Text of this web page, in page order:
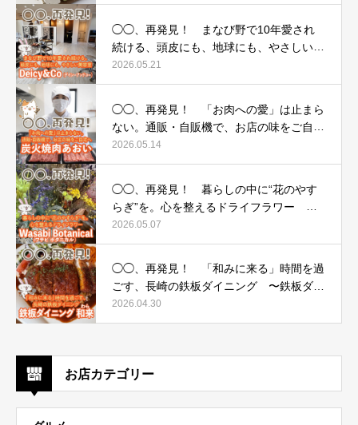
◯◯、再発見！ まなび野で10年愛され
続ける、頭皮にも、地球にも、やさしい美
容室 〜Deicy&Co（デイシーアンドコ
ー）〜
2026.05.21
◯◯、再発見！ 「お肉への愛」は止まら
ない。通販・自販機で、お店の味をご自宅
へ 〜炭火焼肉あおい〜
2026.05.14
◯◯、再発見！ 暮らしの中に“花のやす
らぎ”を。心を整えるドライフラワー 〜
Wasabi Botanical（ワサビ ボタニカル）〜
2026.05.07
◯◯、再発見！ 「和みに来る」時間を過
ごす、長崎の鉄板ダイニング 〜鉄板ダイ
ニング 和来（わら）〜
2026.04.30
お店カテゴリー